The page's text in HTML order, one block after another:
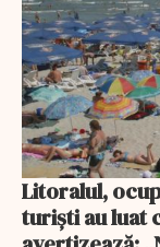
Litoralul,
turiști au luat